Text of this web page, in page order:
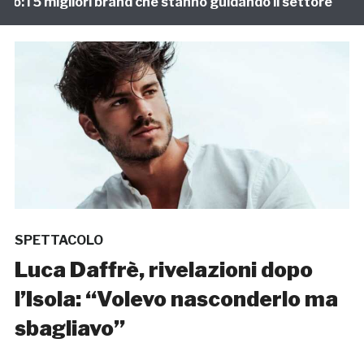
SPETTACOLO
Luca Daffrè, rivelazioni dopo
l’Isola: “Volevo nasconderlo ma
sbagliavo”